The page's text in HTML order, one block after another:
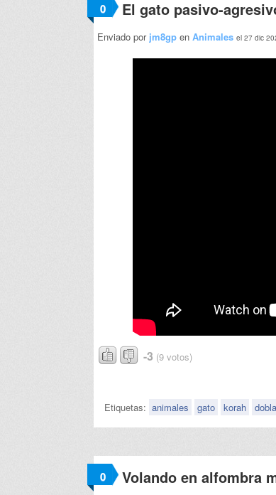
0 El gato pasivo-
Enviado por jm8gp en Animales el 27 dic
-3 (9 votos)
Etiquetas: animales gato korah
0 Volando en alfombra